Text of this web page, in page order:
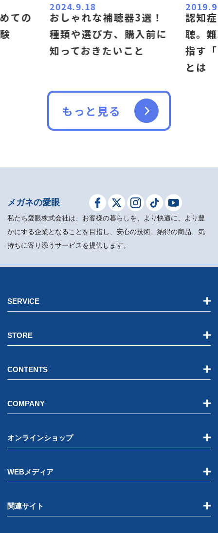
すが、落下による衝撃は
補聴器に大きなダメージ
を与えますので、普段か
（コンクリート、床）の
上に落とさないようにご
耳あな型補聴器、耳かけ
型補聴器のレシーバーや
マイクに使われているゴ
で使っていると劣化をお
るほど、劣化は進みま
す。お買い上げいただき
点検・部品交換をするこ
とをお勧めします。
結露による故障
冬場になりますと室内温
度と外の温度の違いによ
もっと見る
ての
2024.9.18
おしゃれな補聴器3選！
種類や選び方、購入前に
知っておきたいこと
認知
聴。
指す
とは
メガネの愛眼
私たち愛眼株式会社は、お客様の暮らしを、より快適に、より豊
かにする企業となることを目指し、安心の技術、納得の商品、気
持ちに寄り添うサービスを提供します。
SERVICE
STORE
CONTENTS
COMPANY
オンラインショップ
WEBメディア
関連サイト